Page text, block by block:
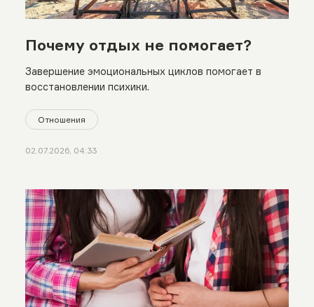
Почему отдых не помогает?
Завершение эмоциональных циклов помогает в
восстановлении психики.
Отношения
02.07.2026, 04:33